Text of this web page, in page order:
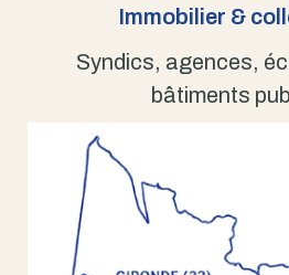
Immobilier &
Syndics, agences,
bâtiments